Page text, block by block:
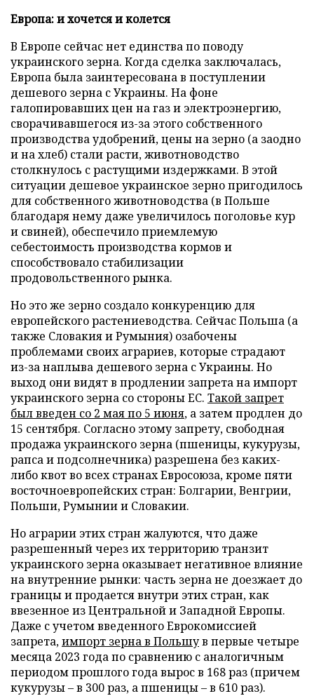
Европа: и хочется и колется
В Европе сейчас нет единства по поводу
украинского зерна. Когда сделка заключалась,
Европа была заинтересована в поступлении
дешевого зерна с Украины. На фоне
галопировавших цен на газ и электроэнергию,
сворачивавшегося из-за этого собственного
производства удобрений, цены на зерно (а заодно
и на хлеб) стали расти, животноводство
столкнулось с растущими издержками. В этой
ситуации дешевое украинское зерно пригодилось
для собственного животноводства (в Польше
благодаря нему даже увеличилось поголовье кур
и свиней), обеспечило приемлемую
себестоимость производства кормов и
способствовало стабилизации
продовольственного рынка.
Но это же зерно создало конкуренцию для
европейского растениеводства. Сейчас Польша (а
также Словакия и Румыния) озабочены
проблемами своих аграриев, которые страдают
из-за наплыва дешевого зерна с Украины. Но
выход они видят в продлении запрета на импорт
украинского зерна со стороны ЕС. Такой запрет
был введен со 2 мая по 5 июня, а затем продлен до
15 сентября. Согласно этому запрету, свободная
продажа украинского зерна (пшеницы, кукурузы,
рапса и подсолнечника) разрешена без каких-
либо квот во всех странах Евросоюза, кроме пяти
восточноевропейских стран: Болгарии, Венгрии,
Польши, Румынии и Словакии.
Но аграрии этих стран жалуются, что даже
разрешенный через их территорию транзит
украинского зерна оказывает негативное влияние
на внутренние рынки: часть зерна не доезжает до
границы и продается внутри этих стран, как
ввезенное из Центральной и Западной Европы.
Даже с учетом введенного Еврокомиссией
запрета,импорт зерна в Польшув первые четыре
месяца 2023 года по сравнению с аналогичным
периодом прошлого года вырос в 168 раз (причем
кукурузы – в 300 раз, а пшеницы – в 610 раз).